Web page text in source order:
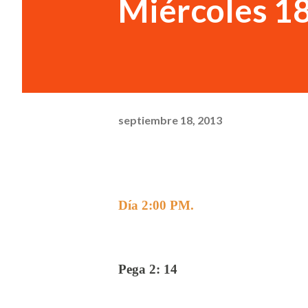
Miércoles
septiembre 18, 2013
Día 2:00 PM.
Pega 2: 14